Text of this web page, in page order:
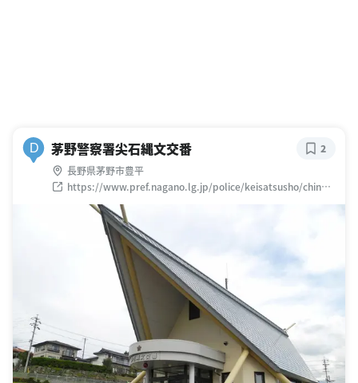
D 茅野警察署尖石縄文交番
長野県茅野市豊平
https://www.pref.nagano.lg.jp/police/keisatsusho/chino.h
2